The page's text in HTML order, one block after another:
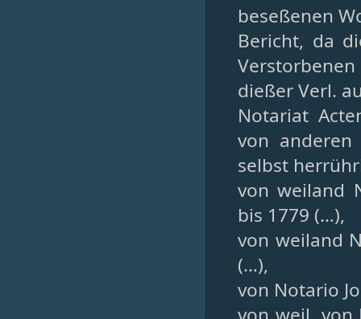
beseßenen
Bericht, da
dießer Verl.
Notariat
von
selbst
von weiland
bis 1779 (…),
von weiland
(…),
von Notario